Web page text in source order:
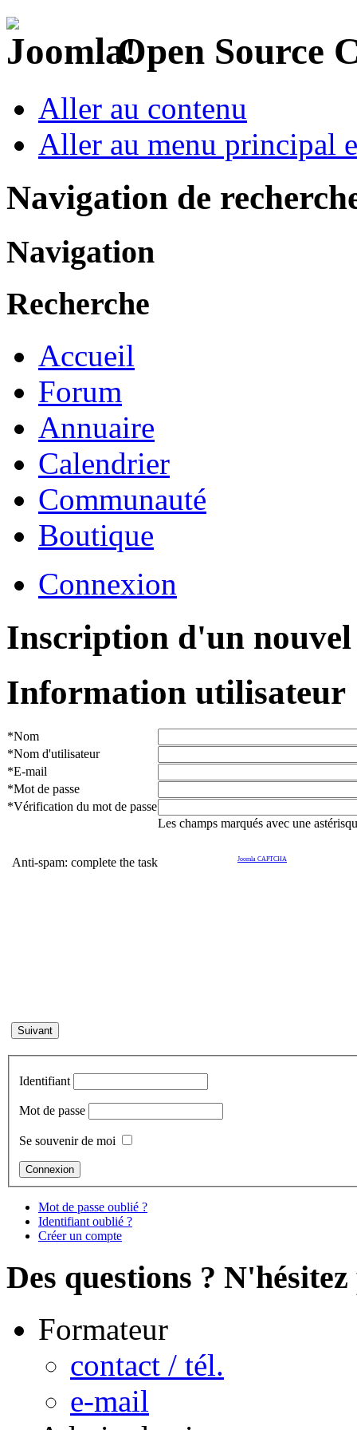
Open Source
Aller au contenu
Aller au menu principal
Navigation de
Navigation
Recherche
Accueil
Forum
Annuaire
Calendrier
Communauté
Boutique
Connexion
Inscription d'un
Information utilisateur
*Nom
*Nom d'utilisateur
*E-mail
*Mot de passe
*Vérification du mot de passe
Les champs marqués avec une
Anti-spam: complete the task Joomla CAPTCHA
Identifiant
Mot de passe
Se souvenir de moi
Mot de passe oublié ?
Identifiant oublié ?
Créer un compte
Des questions ?
Formateur
contact / tél.
e-mail